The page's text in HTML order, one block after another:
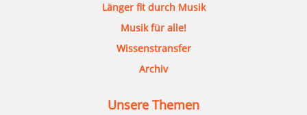
Länger fit durch Musik
Musik für alle!
Wissenstransfer
Archiv
Unsere Themen